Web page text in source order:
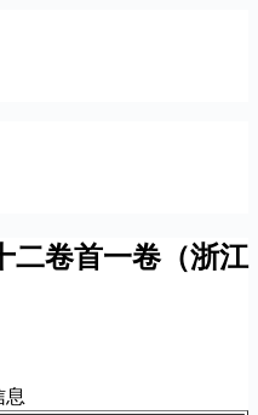
二卷首一卷（浙江
息